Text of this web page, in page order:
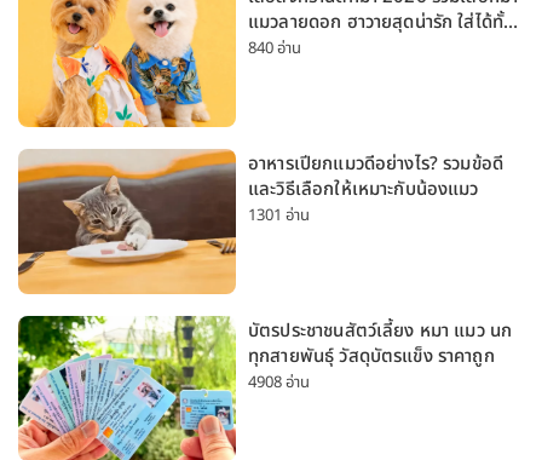
แมวลายดอก ฮาวายสุดน่ารัก ใส่ได้ทั้ง
หมาเล็กและหมาใหญ่
840 อ่าน
อาหารเปียกแมวดีอย่างไร? รวมข้อดี
และวิธีเลือกให้เหมาะกับน้องแมว
1301 อ่าน
บัตรประชาชนสัตว์เลี้ยง หมา แมว นก
ทุกสายพันธุ์ วัสดุบัตรแข็ง ราคาถูก
4908 อ่าน